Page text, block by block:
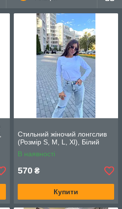
Стильний жіночий лонгслив
(Розмір S, M, L, Xl), Білий
В наявності
570 ₴
Купити